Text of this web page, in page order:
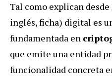
Tal como explican
inglés, ficha) digital es
fundamentada en
que emite una entidad
funcionalidad concreta